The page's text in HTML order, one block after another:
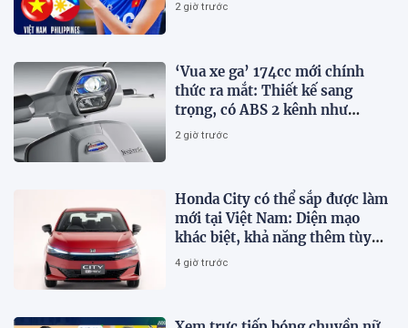
2 giờ trước
‘Vua xe ga’ 174cc mới chính
thức ra mắt: Thiết kế sang
trọng, có ABS 2 kênh như
Honda SH, giá hấp dẫn
2 giờ trước
Honda City có thể sắp được làm
mới tại Việt Nam: Diện mạo
khác biệt, khả năng thêm tùy
chọn hybrid?
4 giờ trước